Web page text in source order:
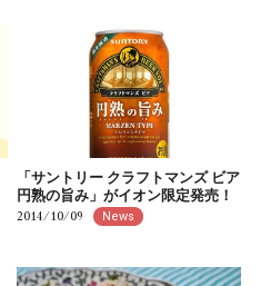
「サントリー クラフトマンズ ビア
円熟の旨み」がイオン限定発売！
2014/10/09 News